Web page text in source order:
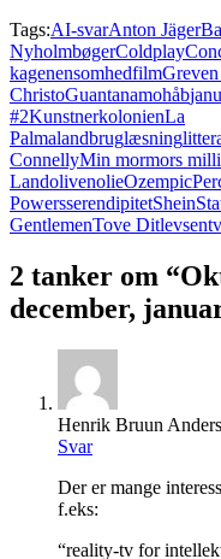
Tags:AI-svarAnton Jäger
NyholmbøgerColdplay
kagenensomhedfilm
ChristoGuantanamohåb
#2KunstnerkolonienLa
Palmalandbruglæsning
ConnellyMin mormors
LandolivenolieOzempic
PowersserendipitetShein
GentlemenTove Ditlevsen
2 tanker om
december,
Henrik Bruun
Svar
Der er mange
f.eks:
“reality-tv for